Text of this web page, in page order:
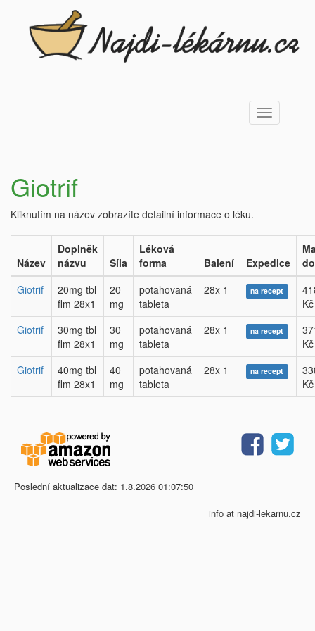
Toggle
navigation
Giotrif
Kliknutím na název zobrazíte detailní informace o léku.
Název
Doplněk
názvu
Síla
Léková
forma
Balení Expedice
Giotrif
20mg tbl
flm 28x1
20
mg
potahovaná
tableta
28x 1 na recept
Kč
Giotrif
30mg tbl
flm 28x1
30
mg
potahovaná
tableta
28x 1 na recept
Kč
Giotrif
40mg tbl
flm 28x1
40
mg
potahovaná
tableta
28x 1 na recept
Kč
Poslední aktualizace dat: 1.8.2026 01:07:50
info at najdi-lekarnu.cz